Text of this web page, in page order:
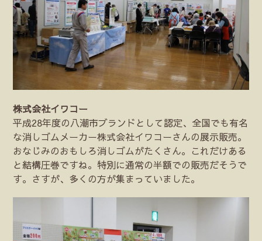
株式会社イワコー
平成28年度の八潮市ブランドとして認定、全国でも有名
な消しゴムメーカー株式会社イワコーさんの展示販売。
おなじみのおもしろ消しゴムがたくさん。これだけある
と結構圧巻ですね。特別に通常の半額での販売だそうで
す。さすが、多くの方が集まっていました。